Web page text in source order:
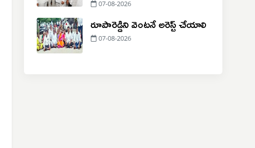
07-08-2026
రూపారెడ్డిని వెంటనే అరెస్ట్ చేయాలి
07-08-2026